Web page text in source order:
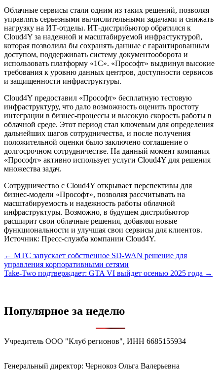
Облачные сервисы стали одним из таких решений, позволяя
управлять серьезными вычислительными задачами и снижать
нагрузку на ИТ-отделы. ИТ-дистрибьютор обратился к
Cloud4Y за надежной и масштабируемой инфрастуктурой,
которая позволила бы сохранять данные с гарантированным
доступом, поддерживать систему документооборота и
использовать платформу «1С». «Прософт» выдвинул высокие
требования к уровню данных центров, доступности сервисов
и защищенности инфраструктуры.
Cloud4Y предоставил «Прософт» бесплатную тестовую
инфраструктуру, что дало возможность оценить простоту
интеграции в бизнес-процессы и высокую скорость работы в
облачной среде. Этот период стал ключевым для определения
дальнейших шагов сотрудничества, и после получения
положительной оценки было заключено соглашение о
долгосрочном сотрудничестве. На данный момент компания
«Прософт» активно использует услуги Cloud4Y для решения
множества задач.
Сотрудничество с Cloud4Y открывает перспективы для
бизнес-модели «Прософт», позволяя рассчитывать на
масштабируемость и надежность работы облачной
инфраструктуры. Возможно, в будущем дистрибьютор
расширит свои облачные решения, добавляя новые
функциональности и улучшая свои сервисы для клиентов.
Источник: Пресс-служба компании Cloud4Y.
Навигация
по
← МТС запускает собственное SD-WAN решение для
управления корпоративными сетями
Take-Two подтверждает: GTA VI выйдет осенью 2025 года →
Популярное за неделю
Учредитель ООО "Клуб регионов", ИНН 6685155934
Генеральный директор: Чернокоз Ольга Валерьевна